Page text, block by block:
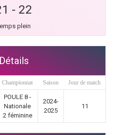
- 22
plein
Détails
Championnat Saison Jour de match
POULE 8 -
Nationale
2 féminine
2024-
2025
11